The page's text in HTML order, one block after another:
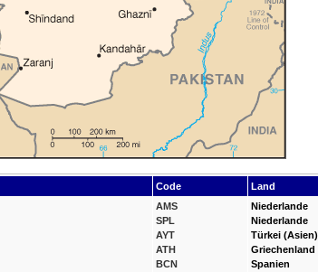
Code
Land
AMS
SPL
AYT
ATH
BCN
Niederlande
Niederlande
Türkei (Asien)
Griechenland
Spanien